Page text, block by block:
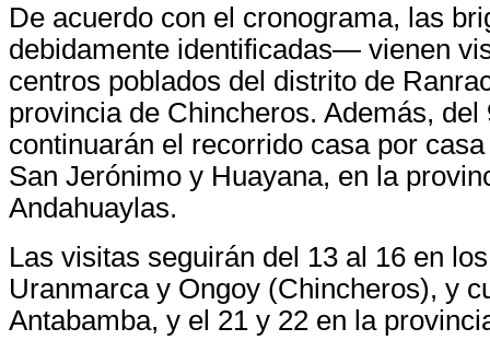
De acuerdo con el cronograma, las
debidamente identificadas— vienen
centros poblados del distrito de
provincia de Chincheros. Además, del
continuarán el recorrido casa por
San Jerónimo y Huayana, en la
Andahuaylas.
Las visitas seguirán del 13 al 16 en
Uranmarca y Ongoy (Chincheros), y
Antabamba, y el 21 y 22 en la